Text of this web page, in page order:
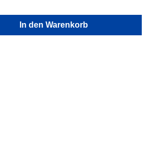
gewünschten Wert ein
In den Warenkorb